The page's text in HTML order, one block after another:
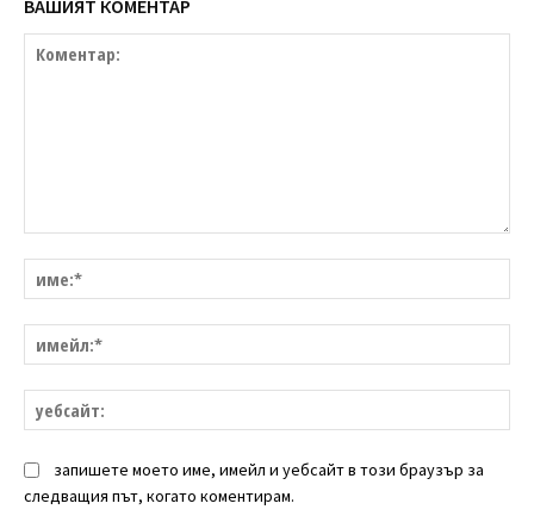
ВАШИЯТ КОМЕНТАР
запишете моето име, имейл и уебсайт в този браузър за
следващия път, когато коментирам.